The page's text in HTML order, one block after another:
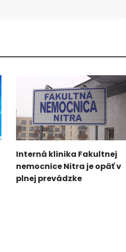
Interná klinika Fakultnej
nemocnice Nitra je opäť v
plnej prevádzke